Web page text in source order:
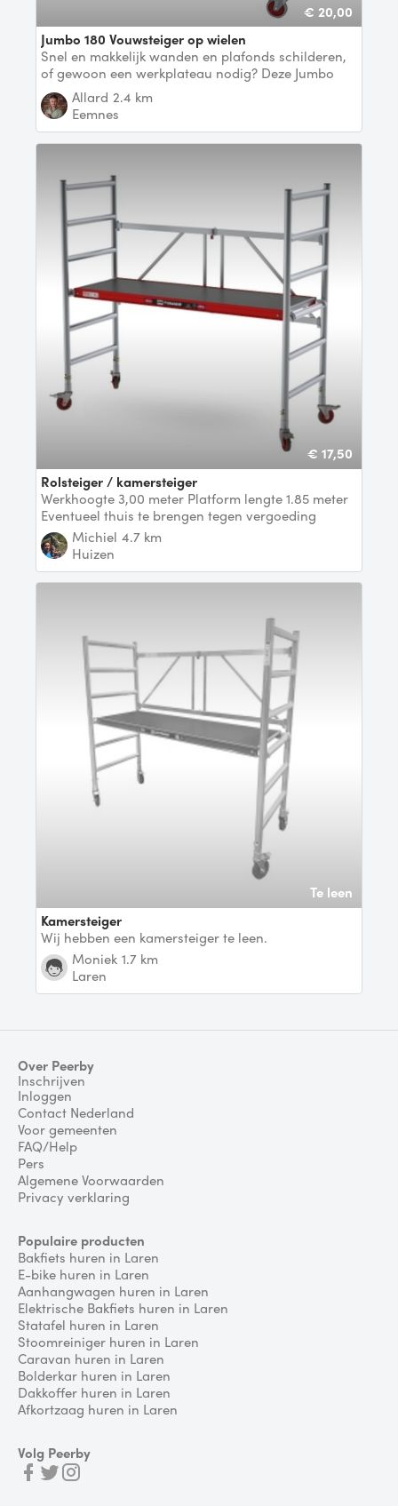
€ 20,00
Jumbo 180 Vouwsteiger op wielen
Snel en makkelijk wanden en plafonds schilderen,
of gewoon een werkplateau nodig? Deze Jumbo
rolsteiAllard 2.4 km
Eemnes
€ 17,50
Rolsteiger / kamersteiger
Werkhoogte 3,00 meter Platform lengte 1.85 meter
Eventueel thuis te brengen tegen vergoeding
Michiel 4.7 km
Huizen
Te leen
Kamersteiger
Wij hebben een kamersteiger te leen.
Moniek 1.7 km
Laren
Over Peerby
Inschrijven
Inloggen
Contact Nederland
Voor gemeenten
FAQ/Help
Pers
Algemene Voorwaarden
Privacy verklaring
Populaire producten
Bakfiets huren in Laren
E-bike huren in Laren
Aanhangwagen huren in Laren
Elektrische Bakfiets huren in Laren
Statafel huren in Laren
Stoomreiniger huren in Laren
Caravan huren in Laren
Bolderkar huren in Laren
Dakkoffer huren in Laren
Afkortzaag huren in Laren
Volg Peerby